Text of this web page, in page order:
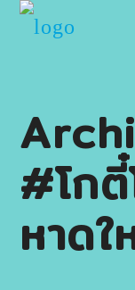
#โกตี๋
หาด